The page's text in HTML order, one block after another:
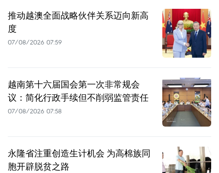
推动越澳全面战略伙伴关系迈向新高
度
07/08/2026 07:59
越南第十六届国会第一次非常规会
议：简化行政手续但不削弱监管责任
07/08/2026 07:58
永隆省注重创造生计机会 为高棉族同
胞开辟脱贫之路